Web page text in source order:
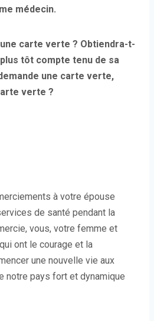
médecin.
carte verte ? Obtiendra-t-
tôt compte tenu de sa
une carte verte,
verte ?
à votre épouse
de santé pendant la
vous, votre femme et
ont le courage et la
une nouvelle vie aux
notre pays fort et dynamique